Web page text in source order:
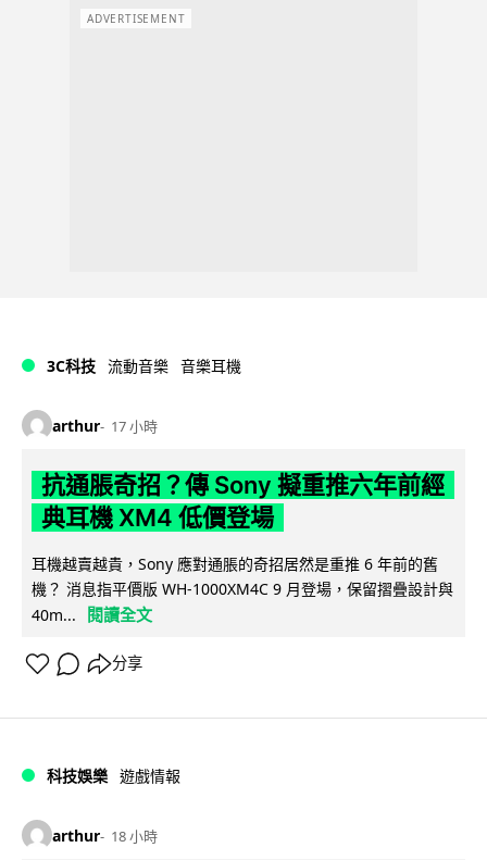
ADVERTISEMENT
3C科技 流動音樂 音樂耳機
arthur 17 小時
抗通脹奇招？傳 Sony 擬重推六年前經
典耳機 XM4 低價登場
耳機越賣越貴，Sony 應對通脹的奇招居然是重推 6 年前的舊
機？ 消息指平價版 WH-1000XM4C 9 月登場，保留摺疊設計與
40m...
閱讀全文
分享
科技娛樂 遊戲情報
arthur 18 小時